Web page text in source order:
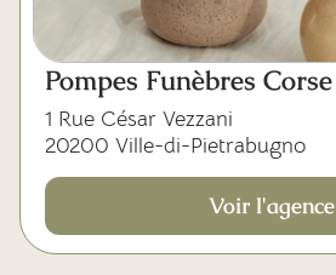
Pompes Funèbres Corse
1 Rue César Vezzani
20200 Ville-di-Pietrabugno
Voir l'agence